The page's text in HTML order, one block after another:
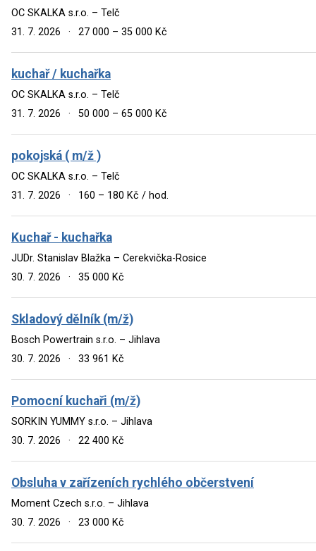
OC SKALKA s.r.o. – Telč
31. 7. 2026
· 27 000 – 35 000 Kč
kuchař / kuchařka
OC SKALKA s.r.o. – Telč
31. 7. 2026
· 50 000 – 65 000 Kč
pokojská ( m/ž )
OC SKALKA s.r.o. – Telč
31. 7. 2026
· 160 – 180 Kč / hod.
Kuchař - kuchařka
JUDr. Stanislav Blažka – Cerekvička-Rosice
30. 7. 2026
· 35 000 Kč
Skladový dělník (m/ž)
Bosch Powertrain s.r.o. – Jihlava
30. 7. 2026
· 33 961 Kč
Pomocní kuchaři (m/ž)
SORKIN YUMMY s.r.o. – Jihlava
30. 7. 2026
· 22 400 Kč
Obsluha v zařízeních rychlého občerstvení
Moment Czech s.r.o. – Jihlava
30. 7. 2026
· 23 000 Kč